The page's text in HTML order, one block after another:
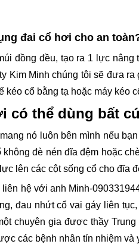
đai cổ hơi cho an
đồng đều, tạo ra 1 lực nâng
Kim Minh chúng tôi sẽ đưa
kéo cổ bằng tạ hoặc máy kéo
có thể dùng bất
nó luôn bên mình nếu
không đè nén đĩa đệm hoặc
lên các cột sống cổ cho đĩa
liên hệ với anh Minh-
đau nhứt cổ vai gáy liên
chuyên gia được thầy
các bệnh nhân tín nhiệm và